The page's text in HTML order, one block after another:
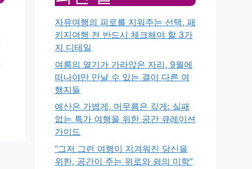
자유여행의 피로를 지워주는 선택, 패
키지여행 전 반드시 체크해야 할 3가
지 디테일
여름의 열기가 가라앉은 자리, 9월에
떠나야만 만날 수 있는 결이 다른 여
행지들
예산은 가볍게, 머무름은 깊게: 실패
없는 특가 여행을 위한 공간 큐레이션
가이드
“그저 그런 여행이 지겨워진 당신을
위한, 공간이 주는 위로와 쉼의 미학”